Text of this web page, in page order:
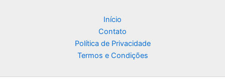
Início
Contato
Política de Privacidade
Termos e Condições